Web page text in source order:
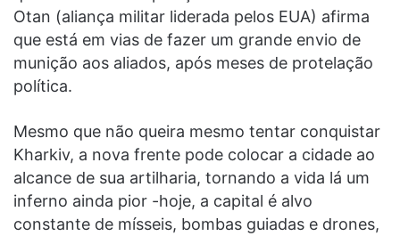
Otan (aliança militar liderada pelos EUA) afirma
que está em vias de fazer um grande envio de
munição aos aliados, após meses de protelação
política.
Mesmo que não queira mesmo tentar conquistar
Kharkiv, a nova frente pode colocar a cidade ao
alcance de sua artilharia, tornando a vida lá um
inferno ainda pior -hoje, a capital é alvo
constante de mísseis, bombas guiadas e drones,